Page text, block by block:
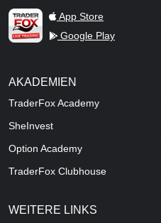
TraderFox Live Trading
App Store
Google Play
AKADEMIEN
TraderFox Academy
SheInvest
Option Academy
TraderFox Clubhouse
WEITERE LINKS